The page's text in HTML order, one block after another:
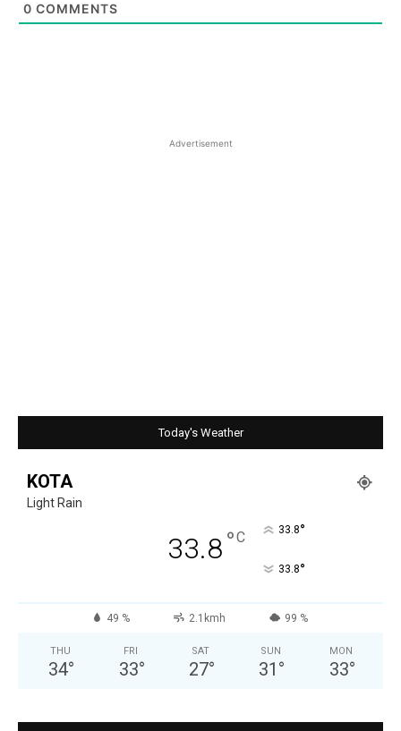
0 COMMENTS
Advertisement
Today's Weather
KOTA
Light Rain
33.8°C 33.8°
33.8°
49 % 2.1kmh 99 %
THU
34°
FRI
33°
SAT
27°
SUN
31 °
MON
33°